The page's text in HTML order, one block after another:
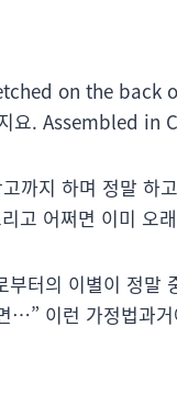
on the
요. Assembled in
까지 하며 정말 하
어쩌면 이미 오
터의 이별이 정
…” 이런 가정법과